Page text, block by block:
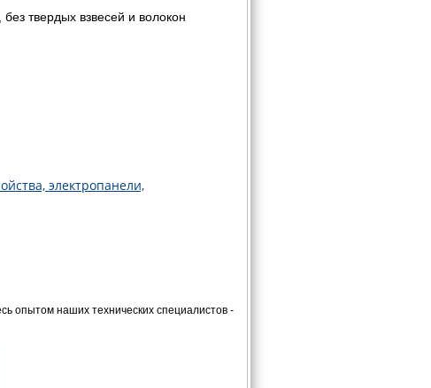
твердых взвесей и волокон
электропанели,
опытом наших технических специалистов -